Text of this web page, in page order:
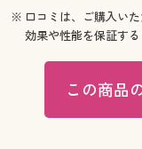
※ 口コミは、ご購入い
効果や性能を保証する
この商品